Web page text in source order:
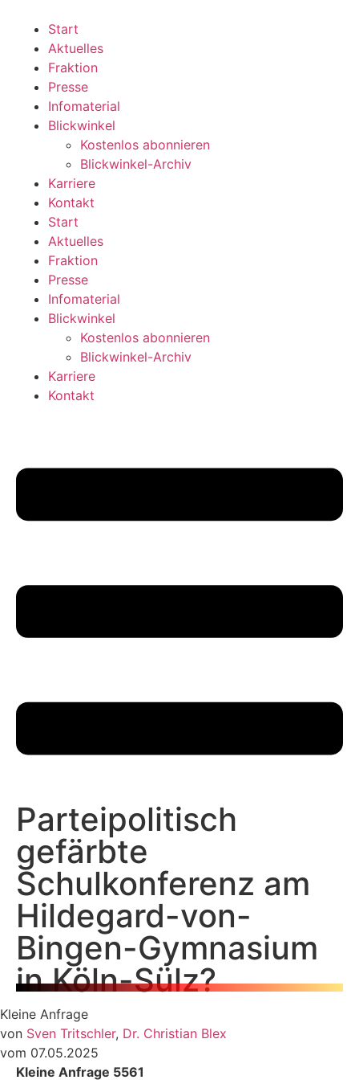
wechseln
Start
Aktuelles
Fraktion
Presse
Infomaterial
Blickwinkel
Kostenlos abonnieren
Blickwinkel-Archiv
Karriere
Kontakt
Start
Aktuelles
Fraktion
Presse
Infomaterial
Blickwinkel
Kostenlos abonnieren
Blickwinkel-Archiv
Karriere
Kontakt
Parteipolitisch
gefärbte
Schulkonferenz am
Hildegard-von-
Bingen-Gymnasium
in Köln-Sülz?
Kleine Anfrage
von Sven Tritschler, Dr. Christian Blex
vom 07.05.2025
Kleine Anfrage 5561